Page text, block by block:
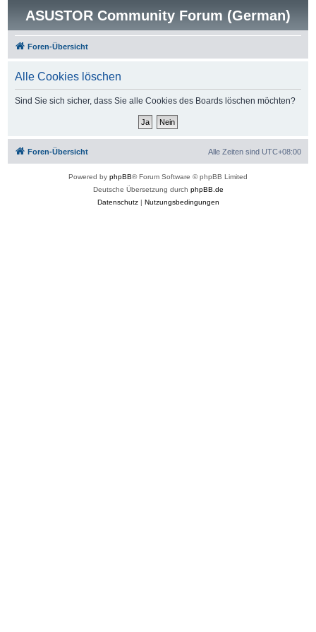
ASUSTOR Community Forum (German)
Foren-Übersicht
Alle Cookies löschen
Sind Sie sich sicher, dass Sie alle Cookies des Boards löschen möchten?
Foren-Übersicht Alle Zeiten sind UTC+08:00
Powered by phpBB® Forum Software © phpBB Limited
Deutsche Übersetzung durch phpBB.de
Datenschutz| Nutzungsbedingungen